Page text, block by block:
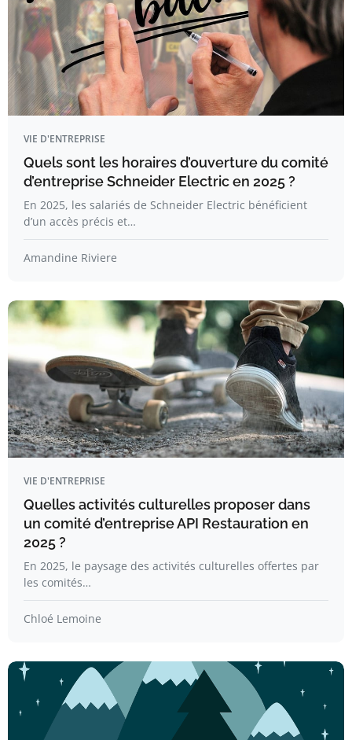
VIE D'ENTREPRISE
Quels sont les horaires d’ouverture du comité
d’entreprise Schneider Electric en 2025 ?
En 2025, les salariés de Schneider Electric bénéficient
d’un accès précis et…
Amandine Riviere
VIE D'ENTREPRISE
Quelles activités culturelles proposer dans
un comité d’entreprise API Restauration en
2025 ?
En 2025, le paysage des activités culturelles offertes par
les comités…
Chloé Lemoine